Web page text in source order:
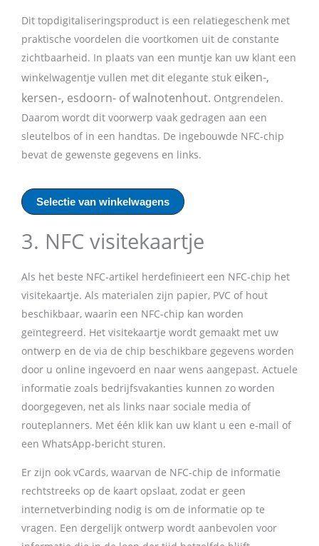
Dit topdigitaliseringsproduct is een relatiegeschenk met
praktische voordelen die voortkomen uit de constante
zichtbaarheid. In plaats van een muntje kan uw klant een
winkelwagentje vullen met dit elegante stuk eiken-,
kersen-, esdoorn- of walnotenhout. Ontgrendelen.
Daarom wordt dit voorwerp vaak gedragen aan een
sleutelbos of in een handtas. De ingebouwde NFC-chip
bevat de gewenste gegevens en links.
Selectie van winkelwagens
3. NFC visitekaartje
Als het beste NFC-artikel herdefinieert een NFC-chip het
visitekaartje. Als materialen zijn papier, PVC of hout
beschikbaar, waarin een NFC-chip kan worden
geïntegreerd. Het visitekaartje wordt gemaakt met uw
ontwerp en de via de chip beschikbare gegevens worden
door u online ingevoerd en naar wens aangepast. Actuele
informatie zoals bedrijfsvakanties kunnen zo worden
doorgegeven, net als links naar sociale media of
routeplanners. Met één klik kan uw klant u een e-mail of
een WhatsApp-bericht sturen.
Er zijn ook vCards, waarvan de NFC-chip de informatie
rechtstreeks op de kaart opslaat, zodat er geen
internetverbinding nodig is om de informatie op te
vragen. Een dergelijk ontwerp wordt aanbevolen voor